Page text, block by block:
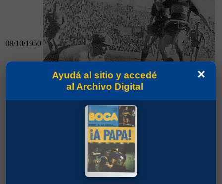
08/10/1950
08/10/1950
Independiente 3 - Boca 1
Boca 1 - River 2
×
Ayudá al sitio y accedé
al Archivo Digital